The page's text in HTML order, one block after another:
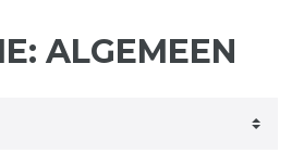
ALGEMEEN